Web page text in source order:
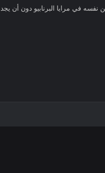
في مرايا البرنابيو دون أن يجد